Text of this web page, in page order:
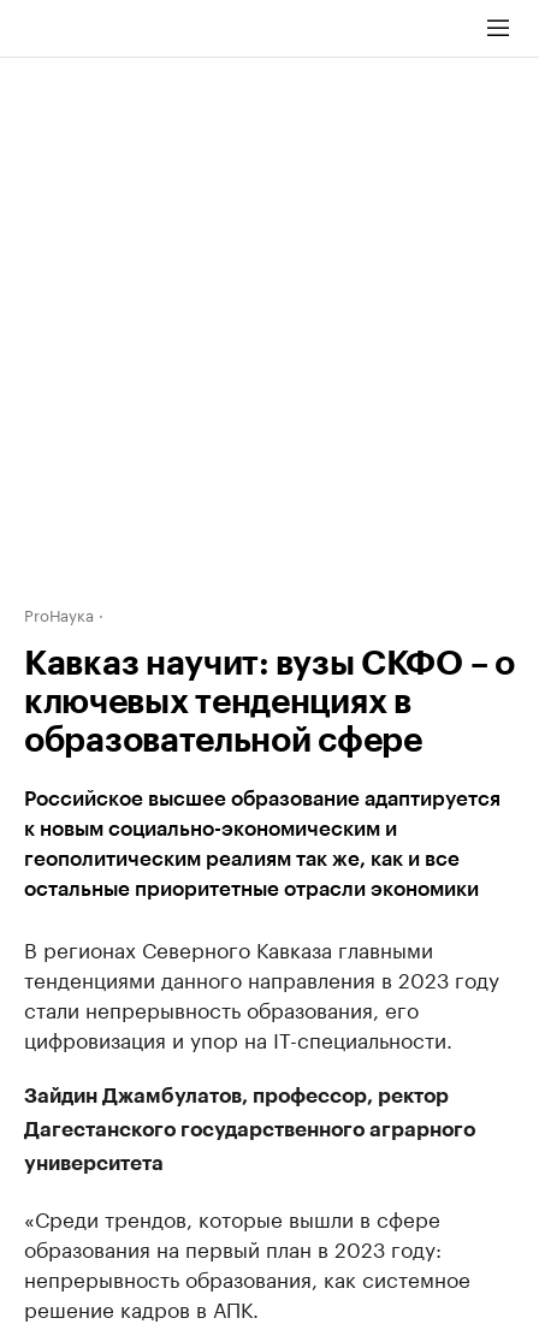
ProНаука
Кавказ научит: вузы СКФО – о
ключевых тенденциях в
образовательной сфере
Российское высшее образование адаптируется
к новым социально-экономическим и
геополитическим реалиям так же, как и все
остальные приоритетные отрасли экономики
В регионах Северного Кавказа главными
тенденциями данного направления в 2023 году
стали непрерывность образования, его
цифровизация и упор на IT-специальности.
Зайдин Джамбулатов, профессор, ректор
Дагестанского государственного аграрного
университета
«Среди трендов, которые вышли в сфере
образования на первый план в 2023 году:
непрерывность образования, как системное
решение кадров в АПК.